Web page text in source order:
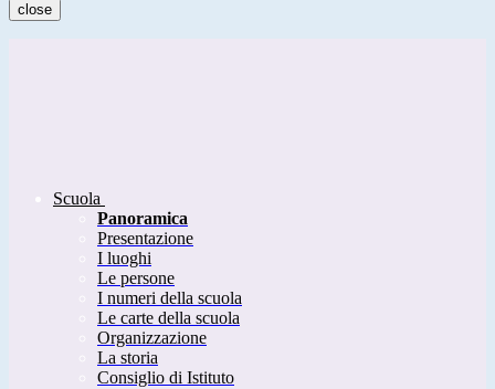
close
Scuola
Panoramica
Presentazione
I luoghi
Le persone
I numeri della scuola
Le carte della scuola
Organizzazione
La storia
Consiglio di Istituto